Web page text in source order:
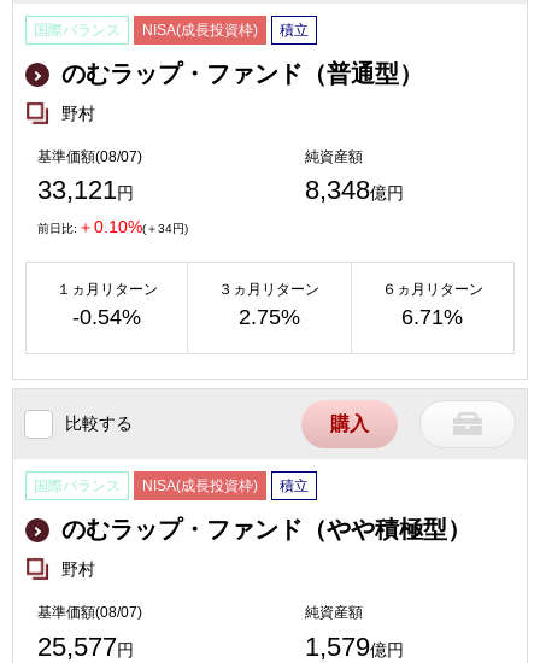
国際バランス NISA(成長投資枠) 積立
のむラップ・ファンド（普通型）
野村
基準価額(08/07)
33,121円
純資産額
8,348億円
前日比: ＋0.10%(＋34円)
１ヵ月リターン
-0.54%
３ヵ月リターン
2.75%
６ヵ月リターン
6.71%
比較する 購入
国際バランス NISA(成長投資枠) 積立
のむラップ・ファンド（やや積極型）
野村
基準価額(08/07)
25,577円
純資産額
1,579億円